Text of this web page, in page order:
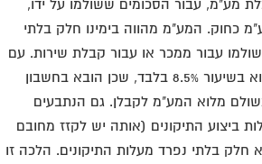
מע"מ, עבור הסכומים ששולמו על ידו,
המע"מ מהווה בימינו חלק בלתי
עבור ממכר או עבור קבלת שירות. עם
זאת, המע"מ שהתווסף הוא בשיעור 8.5% בלבד, שכן הובא בחשבון
מלוא המע"מ לקבלן. גם הנתבעים
ביצוע התיקונים (אותה יש לקזז מחובם
בלתי נפרד מעלות התיקונים. הלכה זו